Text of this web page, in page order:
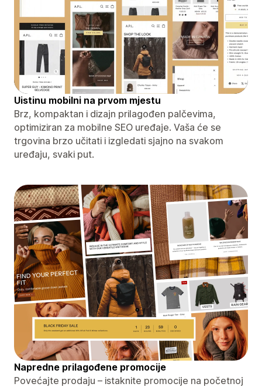
Uistinu mobilni na prvom mjestu
Brz, kompaktan i dizajn prilagođen palčevima,
optimiziran za mobilne SEO uređaje. Vaša će se
trgovina brzo učitati i izgledati sjajno na svakom
uređaju, svaki put.
Napredne prilagođene promocije
Povećajte prodaju – istaknite promocije na početnoj